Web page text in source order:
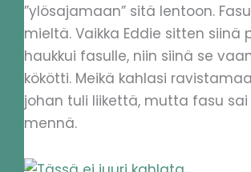
”ylösajamaan” sitä lentoon.
mieltä. Vaikka Eddie sitten siinä
haukkui fasulle, niin siinä se
kökötti. Meikä kahlasi
johan tuli liikettä, mutta fasu
mennä.